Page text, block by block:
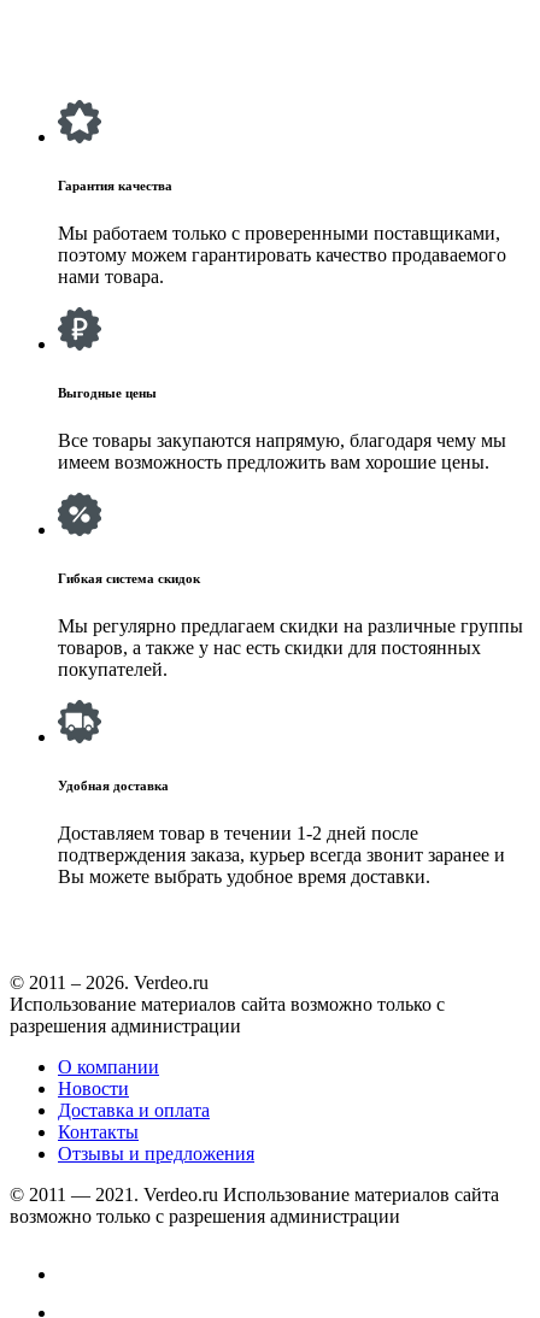
Гарантия качества
Мы работаем только с проверенными поставщиками,
поэтому можем гарантировать качество продаваемого
нами товара.
Выгодные цены
Все товары закупаются напрямую, благодаря чему мы
имеем возможность предложить вам хорошие цены.
Гибкая система скидок
Мы регулярно предлагаем скидки на различные группы
товаров, а также у нас есть скидки для постоянных
покупателей.
Удобная доставка
Доставляем товар в течении 1-2 дней после
подтверждения заказа, курьер всегда звонит заранее и
Вы можете выбрать удобное время доставки.
© 2011 – 2026. Verdeo.ru
Использование материалов сайта возможно только с
разрешения администрации
О компании
Новости
Доставка и оплата
Контакты
Отзывы и предложения
© 2011 — 2021. Verdeo.ru Использование материалов сайта
возможно только с разрешения администрации